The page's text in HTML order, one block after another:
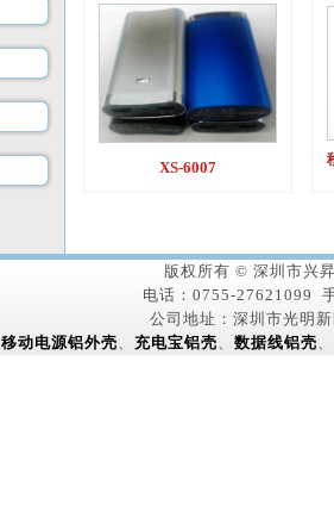
XS-6007
版权所有 © 深圳市兴
电话：0755-27621099
公司地址：深圳市光明
移动电源铝外壳、 充电宝铝壳、 数据线铝壳